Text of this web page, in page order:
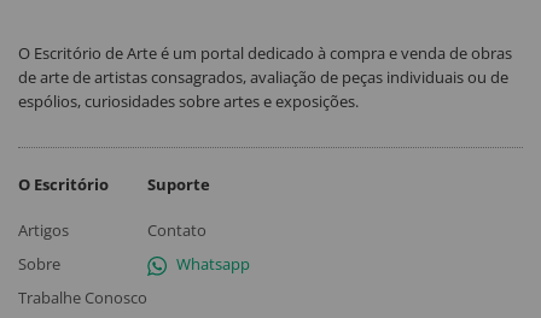
O Escritório de Arte é um portal dedicado à compra e venda de obras
de arte de artistas consagrados, avaliação de peças individuais ou de
espólios, curiosidades sobre artes e exposições.
O Escritório
Artigos
Sobre
Trabalhe Conosco
Suporte
Contato
Whatsapp